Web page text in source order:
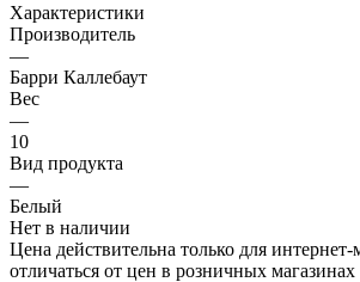
Характеристики
Производитель
—
Барри Каллебаут
Вес
—
10
Вид продукта
—
Белый
Нет в наличии
Цена действительна только для
отличаться от цен в розничных магазинах